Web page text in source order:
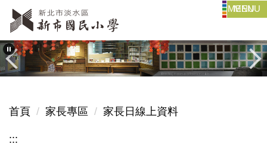
跳
到
主
要
內
區
MENU
首頁 家長專區 家長日線上資料
:::